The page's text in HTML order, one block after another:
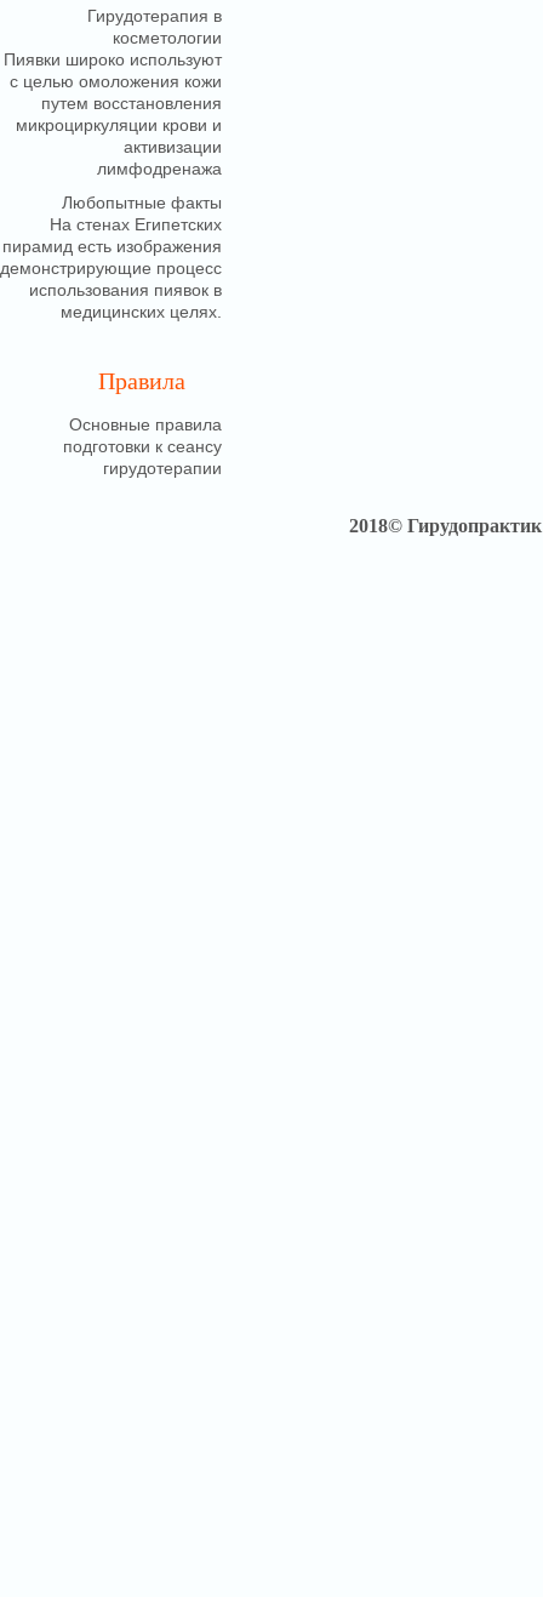
Гирудотерапия в
косметологии
Пиявки широко используют
с целью омоложения кожи
путем восстановления
микроциркуляции крови и
активизации
лимфодренажа
Любопытные факты
На стенах Египетских
пирамид есть изображения
демонстрирующие процесс
использования пиявок в
медицинских целях.
Правила
Основные правила
подготовки к сеансу
гирудотерапии
2018©